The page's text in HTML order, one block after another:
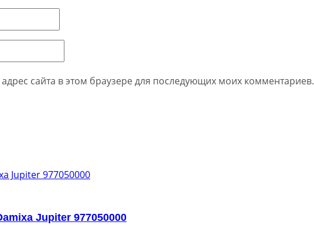
сайта в этом браузере для последующих моих комментариев.
Jupiter 977050000